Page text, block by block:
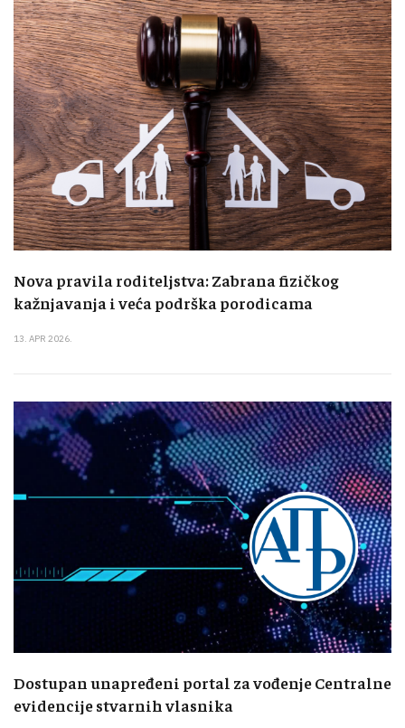
Nova pravila roditeljstva: Zabrana fizičkog
kažnjavanja i veća podrška porodicama
13. APR 2026.
Dostupan unapređeni portal za vođenje Centralne
evidencije stvarnih vlasnika